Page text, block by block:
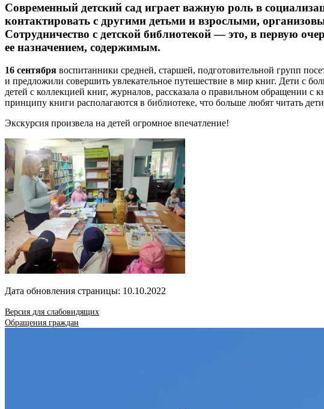
Современный детский сад играет важную роль в
контактировать с другими детьми и взрослыми,
Сотрудничество с детской библиотекой — это, в первую
ее назначением, содержимым.
16 сентября воспитанники средней, старшей, подготовительной групп
и предложили совершить увлекательное путешествие в мир книг. Дети с
детей с коллекцией книг, журналов, рассказала о правильном обращении с
принципу книги располагаются в библиотеке, что больше любят читать
Экскурсия произвела на детей огромное впечатление!
Дата обновления страницы: 10.10.2022
Версия для слабовидящих
Обращения граждан